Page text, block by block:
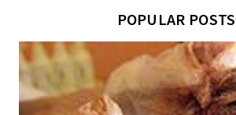
POPULAR POSTS